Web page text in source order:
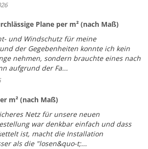
Plane per m² (nach Maß)
und Windschutz für meine
der Gegebenheiten konnte ich kein
nehmen, sondern brauchte eines nach
aufgrund der Fa...
m² (nach Maß)
Netz für unsere neuen
war denkbar einfach und dass
ist, macht die Installation
als die "losen&quo-t;...